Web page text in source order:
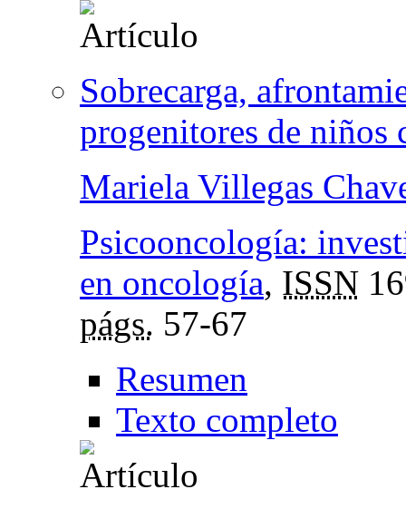
Sobrecarga,
progenitores de niños
Mariela Villegas
Psicooncología:
en oncología, ISSN
págs. 57-67
Resumen
Texto completo